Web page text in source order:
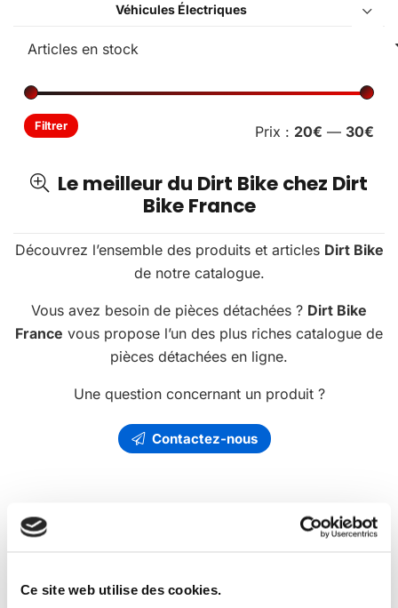
Ce site web utilise des cookies.
Véhicules Électriques
Filtrer Prix : 20€ — 30€
Le meilleur du Dirt Bike chez Dirt
Bike France
Découvrez l’ensemble des produits et articles Dirt Bike
de notre catalogue.
Vous avez besoin de pièces détachées ? Dirt Bike
France vous propose l’un des plus riches catalogue de
pièces détachées en ligne.
Une question concernant un produit ?
Contactez-nous
Les Dirt Bike France